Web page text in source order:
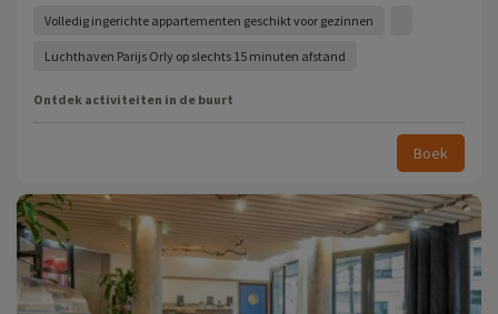
Volledig ingerichte appartementen geschikt voor gezinnen
Luchthaven Parijs Orly op slechts 15 minuten afstand
Ontdek activiteiten in de buurt
Boek